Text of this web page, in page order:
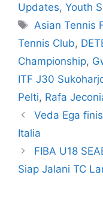
Updates, Youth
Asian Tennis
Tennis Club,
Championship,
ITF J30
Pelti, Rafa
Veda Ega
Italia
FIBA U18
Siap Jalani TC